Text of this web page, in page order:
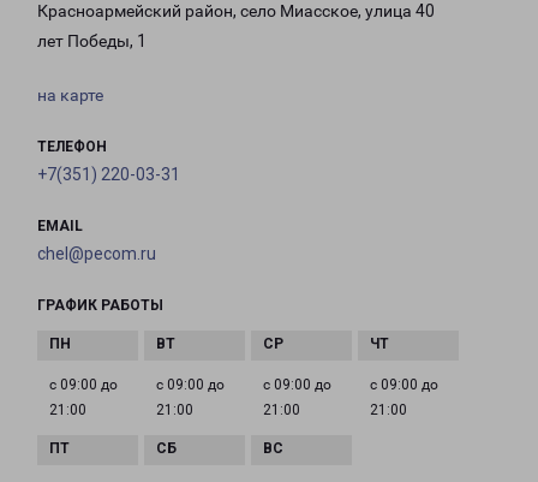
Красноармейский район, село Миасское, улица 40
лет Победы, 1
на карте
ТЕЛЕФОН
+7(351) 220-03-31
EMAIL
chel@pecom.ru
ГРАФИК РАБОТЫ
с 09:00 до
21:00
с 09:00 до
21:00
с 09:00 до
21:00
с 09:00 до
21:00